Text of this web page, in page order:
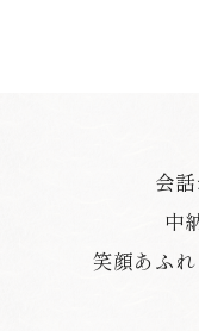
会
中
笑顔あふれ